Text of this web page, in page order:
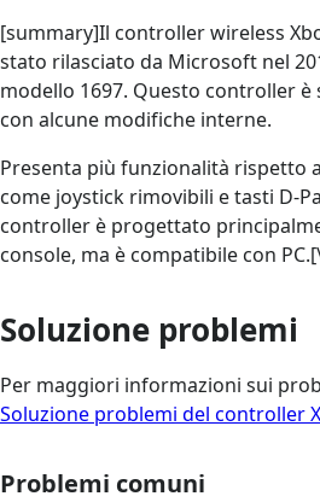
[summary]Il controller wireless
stato rilasciato da Microsoft nel
modello 1697. Questo controller è
con alcune modifiche interne.
Presenta più funzionalità rispetto
come joystick rimovibili e tasti D-
controller è progettato
console, ma è compatibile con
Soluzione problemi
Per maggiori informazioni sui
Soluzione problemi del controller
Problemi comuni